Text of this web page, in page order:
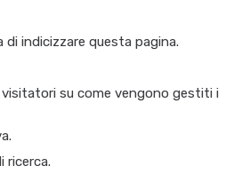
di indicizzare questa pagina.
visitatori su come vengono gestiti i
ricerca.